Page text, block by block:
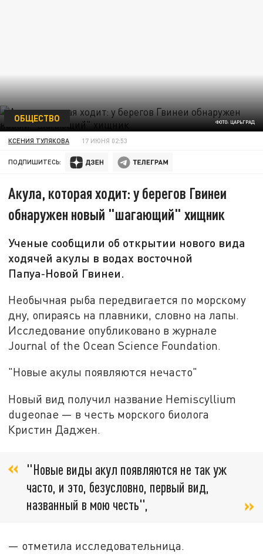
ФОТО: ЦАРЬГРАД
ОБЩЕСТВО
КСЕНИЯ ТУЛЯКОВА 17 ИЮНЯ 02:53
ПОДПИШИТЕСЬ:
Акула, которая ходит: у берегов Гвинеи
обнаружен новый "шагающий" хищник
Ученые сообщили об открытии нового вида
ходячей акулы в водах восточной
Папуа‑Новой Гвинеи.
Необычная рыба передвигается по морскому
дну, опираясь на плавники, словно на лапы.
Исследование опубликовано в журнале
Journal of the Ocean Science Foundation.
"Новые акулы появляются нечасто"
Новый вид получил название Hemiscyllium
dugeonae — в честь морского биолога
Кристин Даджен.
"Новые виды акул появляются не так уж
часто, и это, безусловно, первый вид,
названный в мою честь",
— отметила исследовательница.